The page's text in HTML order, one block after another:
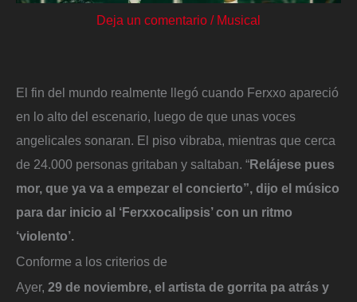
Deja un comentario / Musical
El fin del mundo realmente llegó cuando Ferxxo apareció
en lo alto del escenario, luego de que unas voces
angelicales sonaran. El piso vibraba, mientras que cerca
de 24.000 personas gritaban y saltaban. “Relájese pues
mor, que ya va a empezar el concierto”, dijo el músico
para dar inicio al ‘Ferxxocalipsis’ con un ritmo
‘violento’.
Conforme a los criterios de
Ayer, 29 de noviembre, el artista de gorrita pa atrás y